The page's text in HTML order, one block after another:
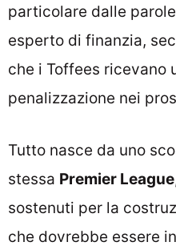
particolare dalle
esperto di finanzia,
che i Toffees ricevano
penalizzazione nei
Tutto nasce da uno
stessa Premier League
sostenuti per la
che dovrebbe essere